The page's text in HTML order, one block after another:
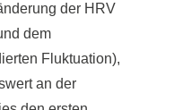
der HRV
dem
Fluktuation),
an der